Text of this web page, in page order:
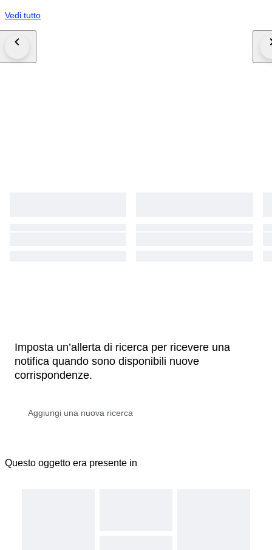
Vedi tutto
Imposta un’allerta di ricerca per ricevere una
notifica quando sono disponibili nuove
corrispondenze.
Questo oggetto era presente in